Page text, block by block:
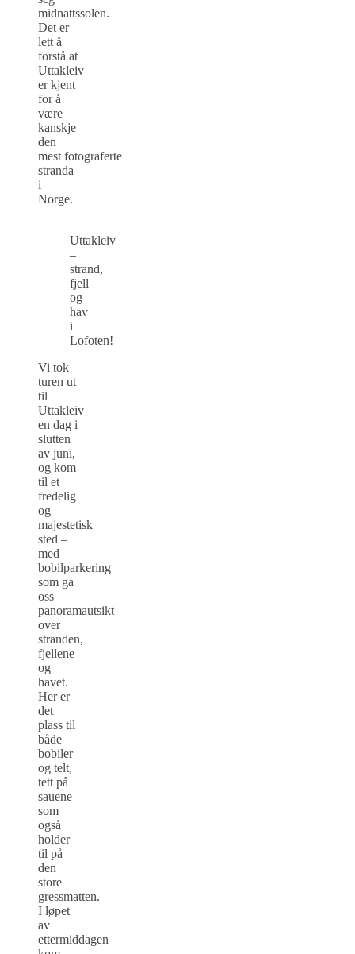
midnattssolen.
Det er
lett å
forstå at
Uttakleiv
er kjent
for å
være
kanskje
den
mest fotograferte
stranda
i
Norge.
Uttakleiv
–
strand,
fjell
og
hav
i
Lofoten!
Vi tok
turen ut
til
Uttakleiv
en dag i
slutten
av juni,
og kom
til et
fredelig
og
majestetisk
sted –
med
bobilparkering
som ga
oss
panoramautsikt
over
stranden,
fjellene
og
havet.
Her er
det
plass til
både
bobiler
og telt,
tett på
sauene
som
også
holder
til på
den
store
gressmatten.
I løpet
av
ettermiddagen